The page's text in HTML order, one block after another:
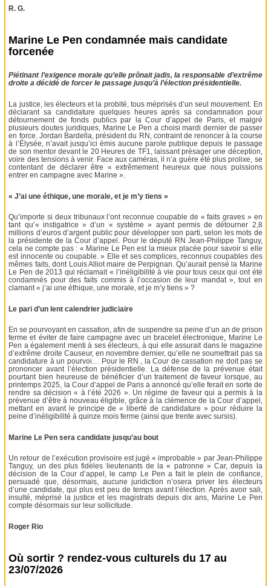
R. G.
Marine Le Pen condamnée mais candidate
forcenée
Piétinant l’exigence morale qu’elle prônait jadis, la responsable d’extrême
droite a décidé de forcer le passage jusqu’à l’élection présidentielle.
La justice, les électeurs et la probité, tous méprisés d’un seul mouvement. En
déclarant sa candidature quelques heures après sa condamnation pour
détournement de fonds publics par la Cour d’appel de Paris, et malgré
plusieurs doutes juridiques, Marine Le Pen a choisi mardi dernier de passer
en force. Jordan Bardella, président du RN, contraint de renoncer à la course
à l’Élysée, n’avait jusqu’ici émis aucune parole publique depuis le passage
de son mentor devant le 20 Heures de TF1, laissant présager une déception,
voire des tensions à venir. Face aux caméras, il n’a guère été plus prolixe, se
contentant de déclarer être « extrêmement heureux que nous puissions
entrer en campagne avec Marine ».
« J’ai une éthique, une morale, et je m’y tiens »
Qu’importe si deux tribunaux l’ont reconnue coupable de « faits graves » en
tant qu’« instigatrice » d’un « système » ayant permis de détourner 2,8
millions d’euros d’argent public pour développer son parti, selon les mots de
la présidente de la Cour d’appel. Pour le député RN Jean-Philippe Tanguy,
cela ne compte pas : « Marine Le Pen est la mieux placée pour savoir si elle
est innocente ou coupable. » Elle et ses complices, reconnus coupables des
mêmes faits, dont Louis Alliot maire de Perpignan. Qu’aurait pensé la Marine
Le Pen de 2013 qui réclamait « l’inéligibilité à vie pour tous ceux qui ont été
condamnés pour des faits commis à l’occasion de leur mandat », tout en
clamant « j’ai une éthique, une morale, et je m’y tiens » ?
Le pari d’un lent calendrier judiciaire
En se pourvoyant en cassation, afin de suspendre sa peine d’un an de prison
ferme et éviter de faire campagne avec un bracelet électronique, Marine Le
Pen a également menti à ses électeurs, à qui elle assurait dans le magazine
d’extrême droite Causeur, en novembre dernier, qu’elle ne soumettrait pas sa
candidature à un pourvoi… Pour le RN , la Cour de cassation ne doit pas se
prononcer avant l’élection présidentielle. La défense de la prévenue était
pourtant bien heureuse de bénéficier d’un traitement de faveur lorsque, au
printemps 2025, la Cour d’appel de Paris a annoncé qu’elle ferait en sorte de
rendre sa décision « à l’été 2026 ». Un régime de faveur qui a permis à la
prévenue d’être à nouveau éligible, grâce à la clémence de la Cour d’appel,
mettant en avant le principe de « liberté de candidature » pour réduire la
peine d’inéligibilité à quinze mois ferme (ainsi que trente avec sursis).
Marine Le Pen sera candidate jusqu’au bout
Un retour de l’exécution provisoire est jugé « improbable » par Jean-Philippe
Tanguy, un des plus fidèles lieutenants de la « patronne » Car, depuis la
décision de la Cour d’appel, le camp Le Pen a fait le plein de confiance,
persuadé que, désormais, aucune juridiction n’osera priver les électeurs
d’une candidate, qui plus est peu de temps avant l’élection. Après avoir sali,
insulté, méprisé la justice et les magistrats depuis dix ans, Marine Le Pen
compte désormais sur leur sollicitude.
Roger Rio
Où sortir ? rendez-vous culturels du 17 au
23/07/2026